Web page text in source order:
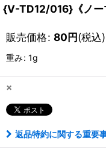
{V-TD12/016}《ノー
販売価格: 80円(税込)
重み: 1g
×
返品特約に関する重要